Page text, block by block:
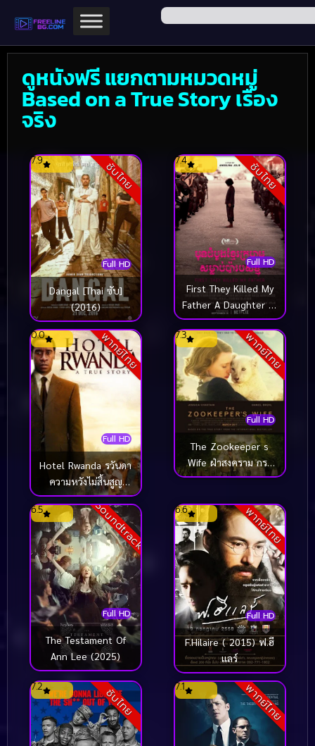
ดูหนังฟรี แยกตามหมวดหมู่
Based on a True Story เรื่อง
จริง
ซับไทย
Full HD
7.9
Dangal [Thai ซับ]
(2016)
ซับไทย
Full HD
7.4
First They Killed My
Father A Daughter of
Cambodia Remembers
เมื่อพ่อของฉันถูกฆ่า
[ซับไทย] (2017)
พากย์ไทย
Full HD
0.0
Hotel Rwanda รวันดา
ความหวังไม่สิ้นสูญ
(2004)
พากย์ไทย
Full HD
7.3
The Zookeeper s
Wife ฝ่าสงคราม กรง
สมรภูมิ (2017)
Soundtrack
Full HD
6.5
The Testament Of
Ann Lee (2025)
พากย์ไทย
Full HD
6.6
F.Hilaire ( 2015) ฟ.ฮี
แลร์
ซับไทย
7.2 พากย์ไทย
7.1